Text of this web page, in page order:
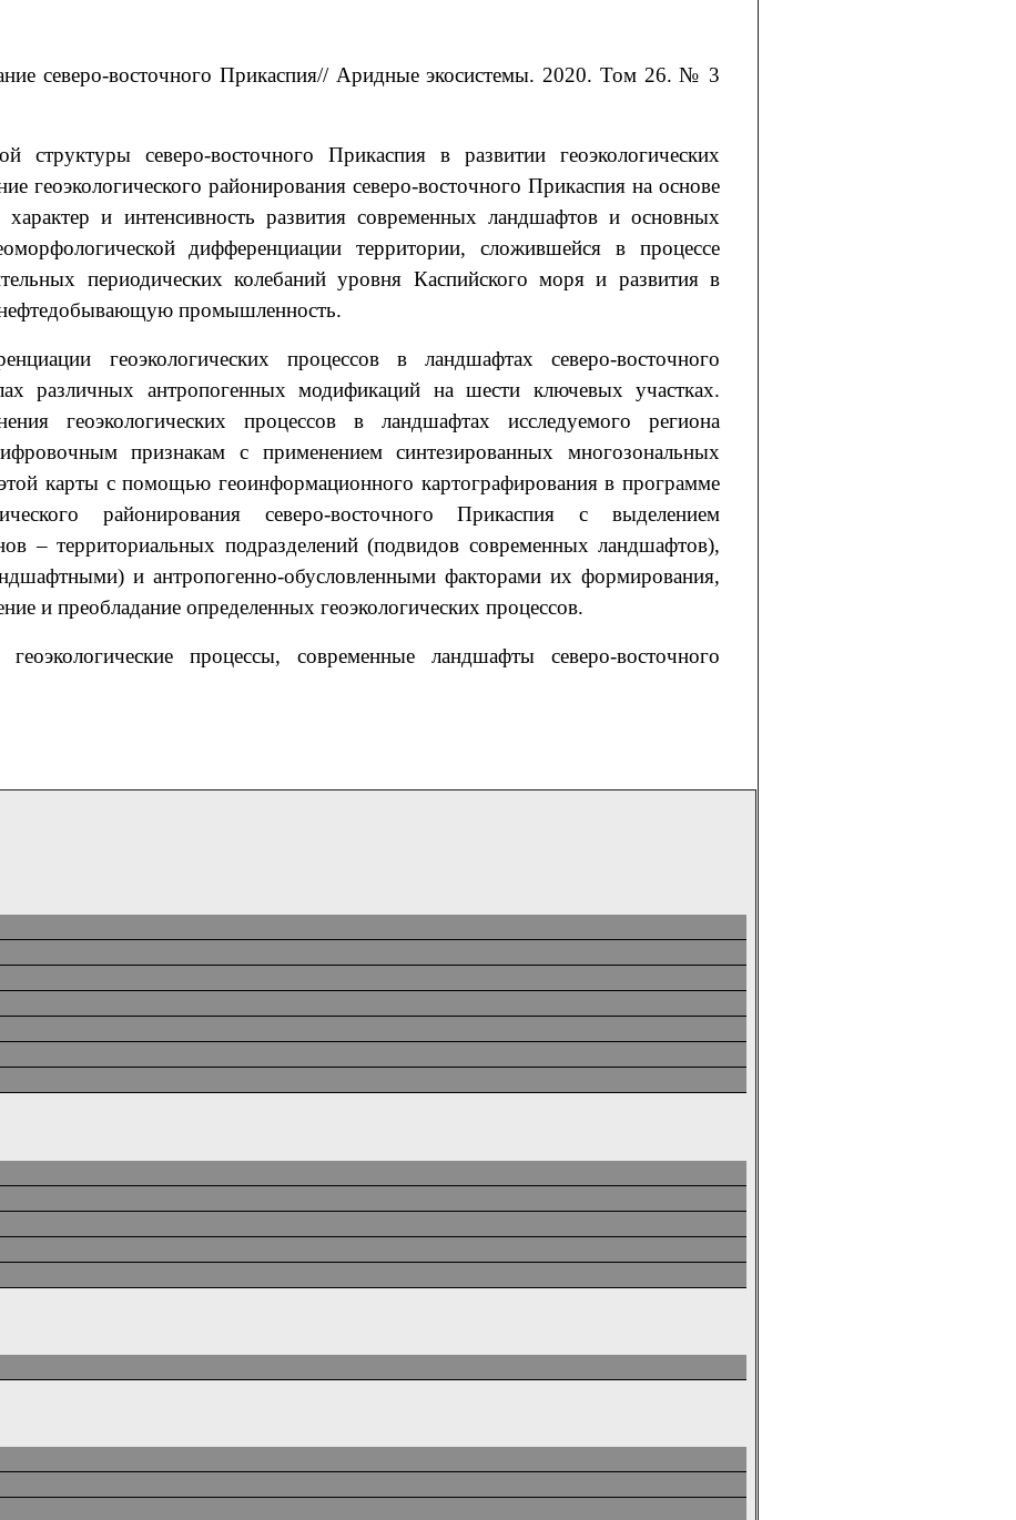
северо-восточного Прикаспия// Аридные экосистемы. 2020. Том 26. № 3
структуры северо-восточного Прикаспия в развитии геоэкологических
геоэкологического районирования северо-восточного Прикаспия на основе
и интенсивность развития современных ландшафтов и основных
дифференциации территории, сложившейся в процессе
периодических колебаний уровня Каспийского моря и развития в
нефтедобывающую промышленность.
геоэкологических процессов в ландшафтах северо-восточного
различных антропогенных модификаций на шести ключевых участках.
геоэкологических процессов в ландшафтах исследуемого региона
признакам с применением синтезированных многозональных
карты c помощью геоинформационного картографирования в программе
районирования северо-восточного Прикаспия с выделением
– территориальных подразделений (подвидов современных ландшафтов),
и антропогенно-обусловленными факторами их формирования,
и преобладание определенных геоэкологических процессов.
процессы, современные ландшафты северо-восточного